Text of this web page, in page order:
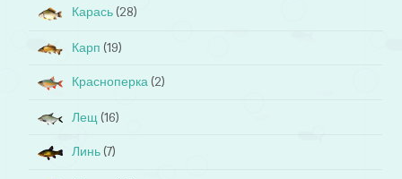
Карась (28)
Карп (19)
Красноперка (2)
Лещ (16)
Линь (7)